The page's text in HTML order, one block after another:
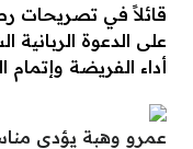
قائلاً في تصريحات
على الدعوة الربانية
أداء الفريضة وإتمام
عمرو وهبة يؤدي